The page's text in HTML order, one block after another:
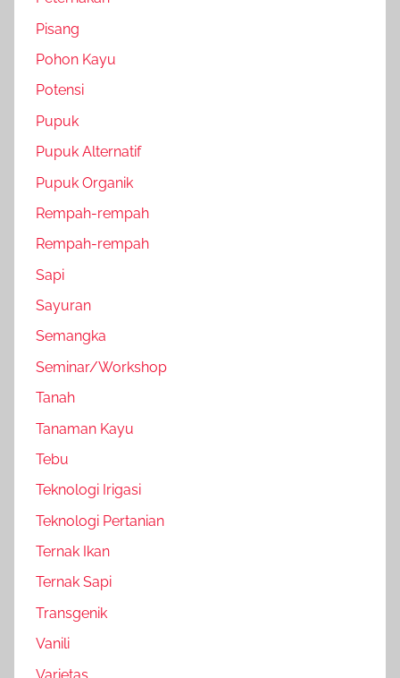
Pisang
Pohon Kayu
Potensi
Pupuk
Pupuk Alternatif
Pupuk Organik
Rempah-rempah
Rempah-rempah
Sapi
Sayuran
Semangka
Seminar/Workshop
Tanah
Tanaman Kayu
Tebu
Teknologi Irigasi
Teknologi Pertanian
Ternak Ikan
Ternak Sapi
Transgenik
Vanili
Varietas